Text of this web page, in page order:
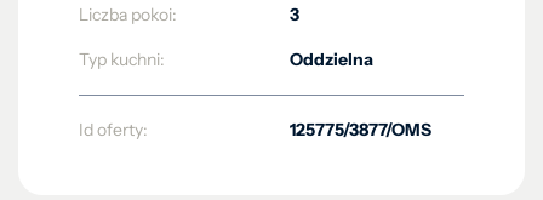
Liczba pokoi:
3
Typ kuchni: Oddzielna
Id oferty: 125775/3877/OMS